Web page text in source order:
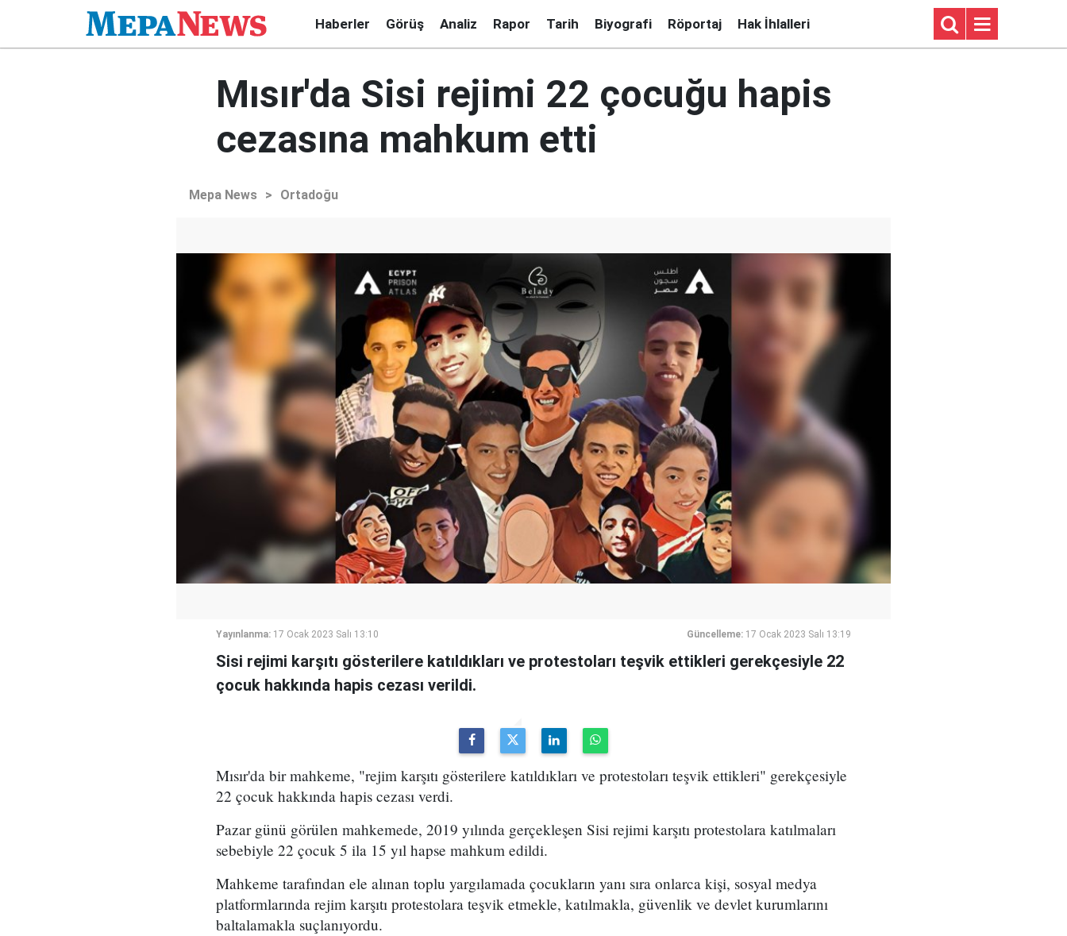
Haberler Görüş Analiz Rapor Tarih Biyografi Röportaj Hak İhlalleri
Mısır'da Sisi rejimi 22 çocuğu hapis
cezasına mahkum etti
Mepa News > Ortadoğu
Yayınlanma: 17 Ocak 2023 Salı 13:10 Güncelleme: 17 Ocak 2023 Salı 13:19
Sisi rejimi karşıtı gösterilere katıldıkları ve protestoları teşvik ettikleri gerekçesiyle 22
çocuk hakkında hapis cezası verildi.
Mısır'da bir mahkeme, "rejim karşıtı gösterilere katıldıkları ve protestoları teşvik ettikleri" gerekçesiyle
22 çocuk hakkında hapis cezası verdi.
Pazar günü görülen mahkemede, 2019 yılında gerçekleşen Sisi rejimi karşıtı protestolara katılmaları
sebebiyle 22 çocuk 5 ila 15 yıl hapse mahkum edildi.
Mahkeme tarafından ele alınan toplu yargılamada çocukların yanı sıra onlarca kişi, sosyal medya
platformlarında rejim karşıtı protestolara teşvik etmekle, katılmakla, güvenlik ve devlet kurumlarını
baltalamakla suçlanıyordu.